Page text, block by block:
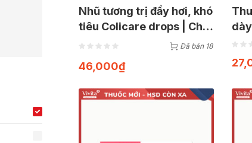
Nhũ tương trị đầy hơi, khó
tiêu Colicare drops | Chai
15ml
Đã bán 18
46,000₫